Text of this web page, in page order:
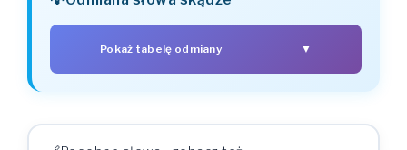
Pokaż tabelę odmiany ▼
skądża skądże